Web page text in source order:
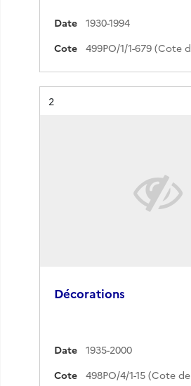
Date
1930-1994
Cote
Résultat n°
2
Décorations
Date
1935-2000
Cote
498PO/4/1-15 (Cote